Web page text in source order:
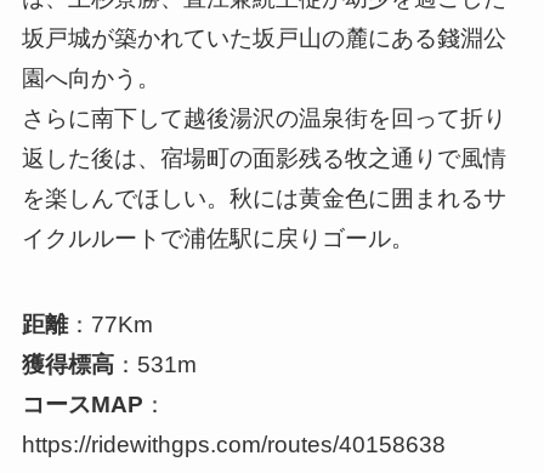
坂戸城が築かれていた坂戸山の麓にある錢淵公
園へ向かう。
さらに南下して越後湯沢の温泉街を回って折り
返した後は、宿場町の面影残る牧之通りで風情
を楽しんでほしい。秋には黄金色に囲まれるサ
イクルルートで浦佐駅に戻りゴール。
距離：77Km
獲得標高：531m
コースMAP ：
https://ridewithgps.com/routes/40158638